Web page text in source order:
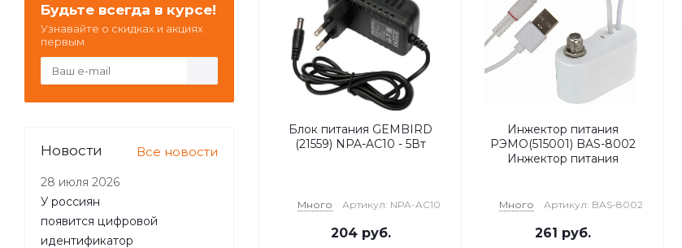
Блок питания GEMBIRD
(21559) NPA-AC10 - 5Вт
Много Артикул: NPA-AC10
204руб.
Инжектор питания
РЭМО(515001) BAS-8002
Инжектор питания
Много Артикул: BAS-8002
261 руб.
Будьте всегда в курсе!
Узнавайте о скидках и акциях
первым
Новости Все новости
28 июля 2026
У россиян
появится цифровой
идентификатор